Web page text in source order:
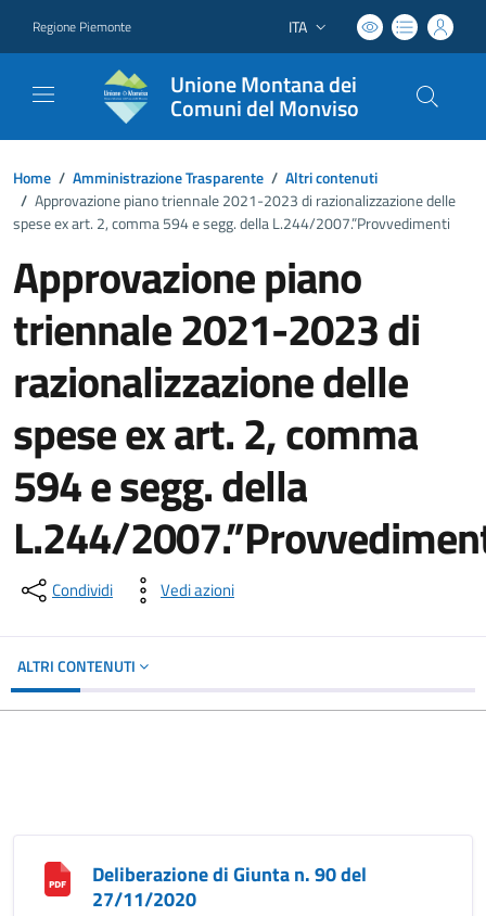
Regione Piemonte Lingua attiva:
ITA
Unione Montana dei
Comuni del Monviso
Home / Amministrazione Trasparente / Altri contenuti
/ Approvazione piano triennale 2021-2023 di razionalizzazione delle
spese ex art. 2, comma 594 e segg. della L.244/2007.”Provvedimenti
Approvazione piano
triennale 2021-2023 di
razionalizzazione delle
spese ex art. 2, comma
594 e segg. della
L.244/
Condividi Vedi azioni
ALTRI CONTENUTI
Deliberazione di Giunta n. 90 del
27/11/2020